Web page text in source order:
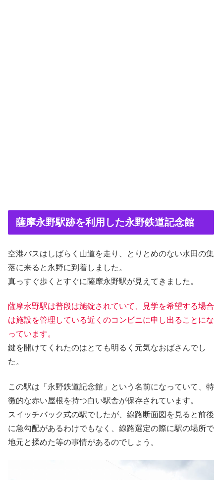
薩摩永野駅跡を利用した永野鉄道記念館
空港バスはしばらく山道を走り、とりとめのない水田の集
落に来ると永野に到着しました。
真っすぐ歩くとすぐに薩摩永野駅が見えてきました。
薩摩永野駅は普段は施錠されていて、見学を希望する場合
は施設を管理している近くのコンビニに申し出る ことにな
っています。
鍵を開けてくれたのはとても明るく元気なおばさんでし
た。
この駅は「永野鉄道記念館」という名前になっていて、特
徴的な赤い屋根を持つ白い駅舎が保存されています。
スイッチバック式の駅でしたが、線路断面図を見ると前後
に急勾配があるわけでもなく、線路選定の際に駅の場所で
地元と揉めた等の事情があるのでしょう。